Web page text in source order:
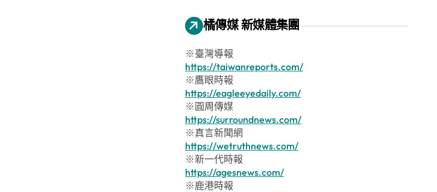
橘傳媒 新媒體集團
※臺灣導報
https://taiwanreports.com/
※鷹眼時報
https://eagleeyedaily.com/
※圓周傳媒
https://surroundnews.com/
※真言新聞網
https://wetruthnews.com/
※新一代時報
https://agesnews.com/
※鹿港時報